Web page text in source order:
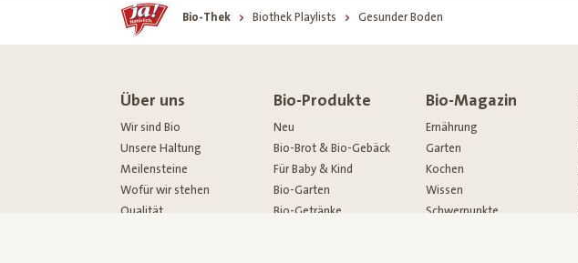
Home
Bio-Thek Biothek Playlists Gesunder Boden
Über uns
Wir sind Bio
Unsere Haltung
Meilensteine
Wofür wir stehen
Qualität
Bio-Produkte
Neu
Bio-Brot & Bio-Gebäck
Für Baby & Kind
Bio-Garten
Bio-Getränke
Bio-Magazin
Ernährung
Garten
Kochen
Wissen
Schwerpunkte